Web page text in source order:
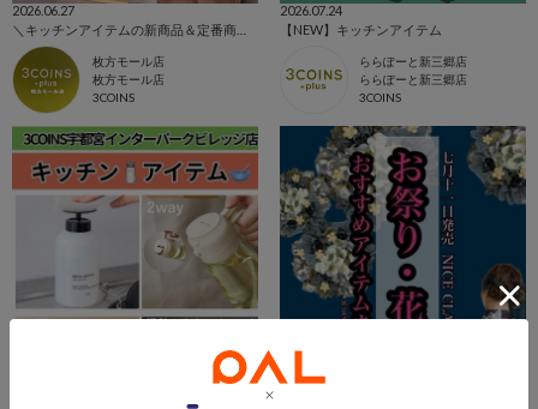
2026.06.27
枚方モール店
枚方モール店
3COINS
2026.07.24
【NEW】キッチンアイテム
ららぽーと新三郷店
ららぽーと新三郷店
3COINS